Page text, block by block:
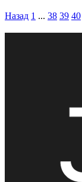
Назад 1 ... 38 39 40